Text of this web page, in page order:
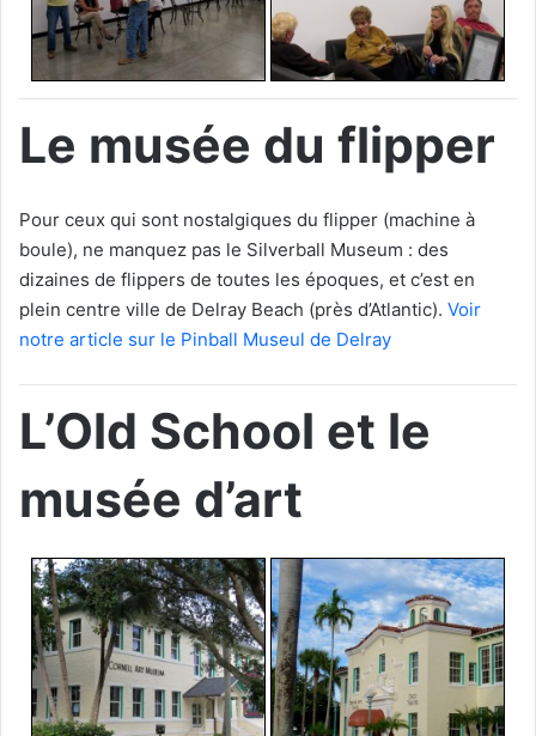
Le musée du flipper
Pour ceux qui sont nostalgiques du flipper (machine à
boule), ne manquez pas le Silverball Museum : des
dizaines de flippers de toutes les époques, et c’est en
plein centre ville de Delray Beach (près d’Atlantic). Voir
notre article sur le Pinball Museul de Delray
L’Old School et le
musée d’art